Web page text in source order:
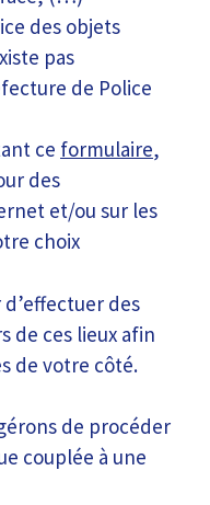
des objets
pas
de Police
ce formulaire,
des
et/ou sur les
choix
des
de ces lieux afin
de votre côté.
de procéder
couplée à une